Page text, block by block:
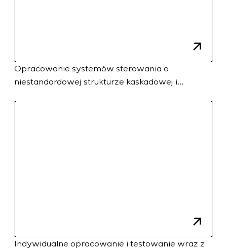
Opracowanie systemów sterowania o
niestandardowej strukturze kaskadowej i
Indywidualne opracowanie i testowanie wraz z